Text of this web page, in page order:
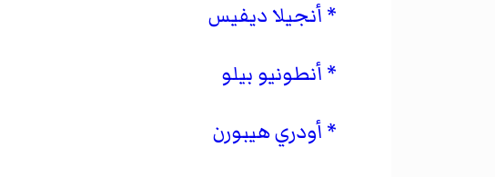
أنجيلا ديفيس
أنطونيو بيلو
أودري هيبورن